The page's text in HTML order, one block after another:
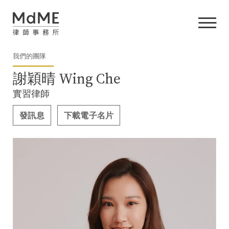
我們的團隊
謝穎晴 Wing Che
實習律師
發訊息 下載電子名片